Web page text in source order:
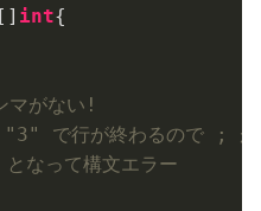
int{
がない!
で行が終わるので ; が
って構文エラー